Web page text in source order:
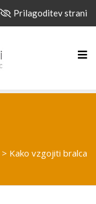
Prilagoditev strani
> Kako vzgojiti bralca